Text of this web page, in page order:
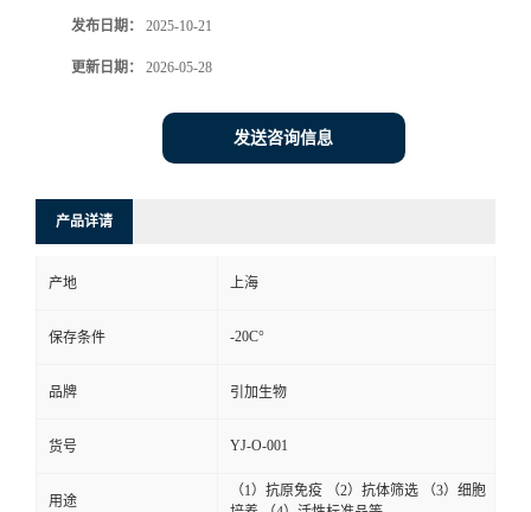
发布日期： 2025-10-21
更新日期： 2026-05-28
发送咨询信息
产品详请
产地 上海
保存条件 -20C°
品牌 引加生物
货号 YJ-O-001
用途
（1）抗原免疫 （2）抗体筛选 （3）细胞